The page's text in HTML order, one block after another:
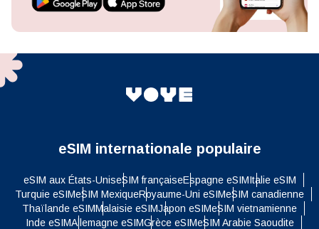
eSIM internationale populaire
eSIM aux États-UniseSIM françaiseEspagne eSIMItalie eSIM
Turquie eSIMeSIM MexiqueRoyaume-Uni eSIMeSIM canadienne
Thaïlande eSIMMalaisie eSIMJapon eSIMeSIM vietnamienne
Inde eSIMAllemagne eSIMGrèce eSIMeSIM Arabie Saoudite